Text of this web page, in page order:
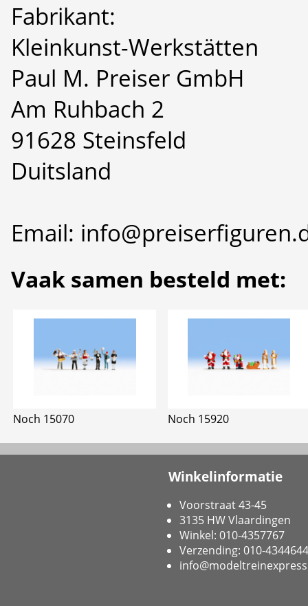
Fabrikant:
Kleinkunst-Werkstätten
Paul M. Preiser GmbH
Am Ruhbach 2
91628 Steinsfeld
Duitsland
Email:
Vaak samen besteld met:
Noch 15070 Noch 15920
Winkelinformatie
Voorstraat 43-45
3135 HW Vlaardingen
Winkel: 010-4357767
Verzending: 010-4344644